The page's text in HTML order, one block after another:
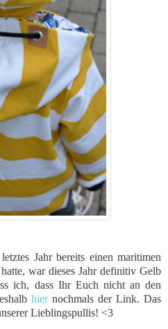
Jahr bereits einen maritimen
war dieses Jahr definitiv Gelb
ich, dass Ihr Euch nicht an den
hiernochmals der Link. Das
Lieblingspullis! <3